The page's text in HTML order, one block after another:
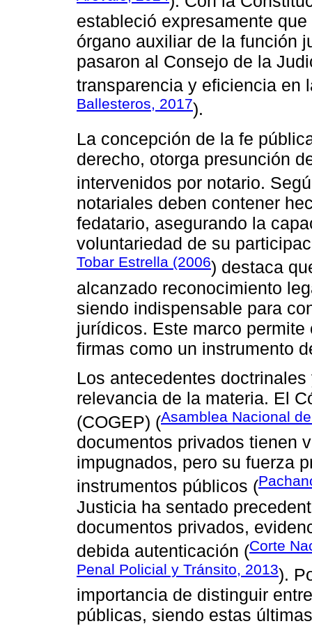
estableció expresamente
órgano auxiliar de la función
pasaron al Consejo de la
transparencia y eficiencia en
Ballesteros, 2017).
La concepción de la fe
derecho, otorga presunción
intervenidos por notario.
notariales deben contener
fedatario, asegurando la
voluntariedad de su
Tobar Estrella (2006) destaca
alcanzado reconocimiento
siendo indispensable para
jurídicos. Este marco
firmas como un instrumento
Los antecedentes
relevancia de la materia. El
(COGEP) (Asamblea Nacional
documentos privados tienen
impugnados, pero su fuerza
instrumentos públicos (
Justicia ha sentado
documentos privados,
debida autenticación (Corte
Penal Policial y Tránsito, 2013).
importancia de distinguir
públicas, siendo estas